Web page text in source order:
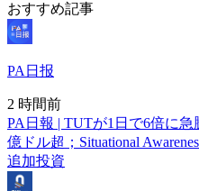
おすすめ記事
PA日报
2 時間前
PA日報 | TUTが1日で6倍に
億ドル超；Situational
追加投資